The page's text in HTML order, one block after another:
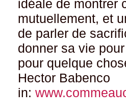
idéale de montrer
mutuellement, et
de parler de
donner sa vie
pour quelque
Hector Babenco
in: